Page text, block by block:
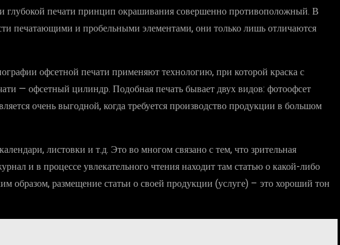
печати принцип окрашивания совершенно противоположный. В
печатающими и пробельными элементами, они только лишь отличаются
офсетной печати применяют технологию, при которой краска с
— офсетный цилиндр. Подобная печать бывает двух видов: фотоофсет
очень выгодной, когда требуется производство продукции в большом
листовки и т.д. Это во многом связано с тем, что зрительная
и в процессе увлекательного чтения находит там статью о какой-либо
образом, размещение статьи о своей продукции (услуге) – это хороший тон